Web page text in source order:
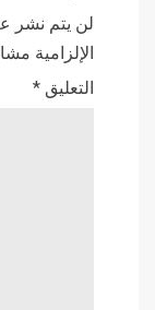
لن يتم نشر
الإلزامية
التعليق *